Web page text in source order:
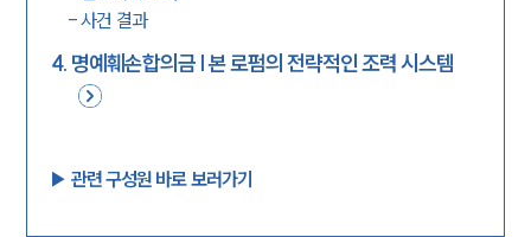
-사건 결과
4. 명예훼손합의금 | 본 로펌의 전략적인 조력 시스템
▶︎ 관련 구성원 바로 보러가기